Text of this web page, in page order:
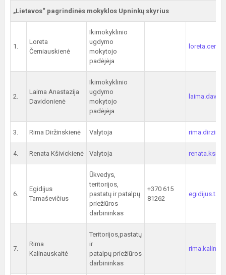
„Lietavos“ pagrindinės mokyklos Upninkų skyrius
1.
Loreta
Černiauskienė
Ikimokyklinio
ugdymo
mokytojo
padėjėja
2.
Laima Anastazija
Davidonienė
Ikimokyklinio
ugdymo
mokytojo
padėjėja
3. Rima Diržinskienė Valytoja
4. Renata Kšivickienė Valytoja
6.
Egidijus
Tamaševičius
Ūkvedys,
teritorijos,
pastatų ir patalpų
priežiūros
darbininkas
+370 615
81262
7.
Rima
Kalinauskaitė
Teritorijos,pastatų
ir
patalpų priežiūros
darbininkas